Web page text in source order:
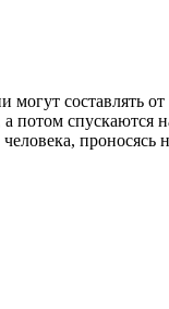
составлять от
потом спускаются
проносясь